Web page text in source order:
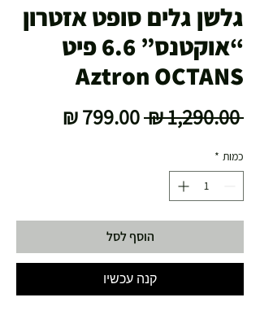
​​​​​​​גלשן גלים סופט אזטרון
“אוקטנס” 6.6 פיט
Aztron OCTANS
‏1,290.00 ‏₪
מחיר
כמות *
הוסף לסל
קנה עכשיו